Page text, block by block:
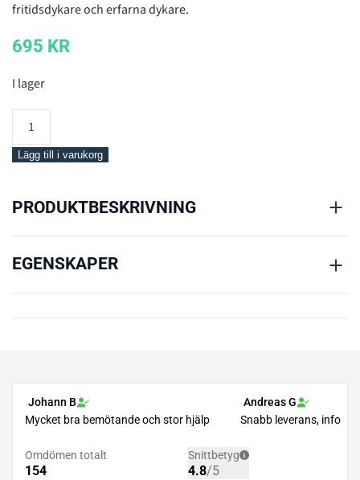
fritidsdykare och erfarna dykare.
695 KR
I lager
Mares
Adaptor
Lägg till i varukorg
PRODUKTBESKRIVNING
EGENSKAPER